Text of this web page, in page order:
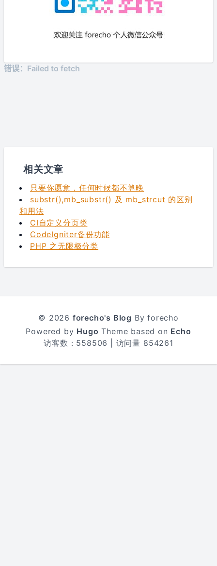
相关文章
只要你愿意，任何时候都不算晚
substr(),mb_substr() 及 mb_strcut 的区别
和用法
CI自定义分页类
CodeIgniter备份功能
PHP 之无限极分类
© 2026 forecho's Blog By forecho
Powered by Hugo Theme based on Echo
访客数： 558506 | 访问量 854261